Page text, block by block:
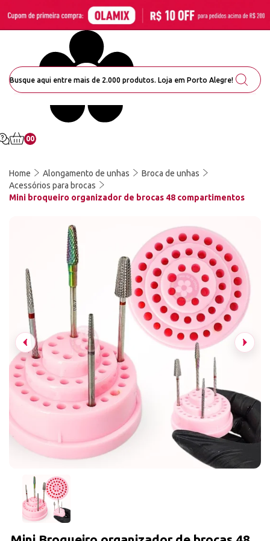
00
Home Alongamento de unhas
Broca de unhas
Acessórios para brocas
Mini broqueiro organizador de brocas 48 compartimentos